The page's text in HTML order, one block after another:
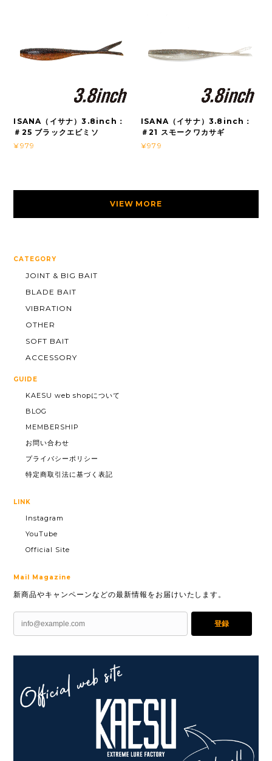
ISANA（イサナ）3.8inch：
＃25 ブラックエビミソ
¥979
ISANA（イサナ）3.8inch：
＃21 スモークワカサギ
¥979
VIEW MORE
CATEGORY
JOINT & BIG BAIT
BLADE BAIT
VIBRATION
OTHER
SOFT BAIT
ACCESSORY
GUIDE
KAESU web shopについて
BLOG
MEMBERSHIP
お問い合わせ
プライバシーポリシー
特定商取引法に基づく表記
LINK
Instagram
YouTube
Official Site
Mail Magazine
新商品やキャンペーンなどの最新情報をお届けいたします。
登録